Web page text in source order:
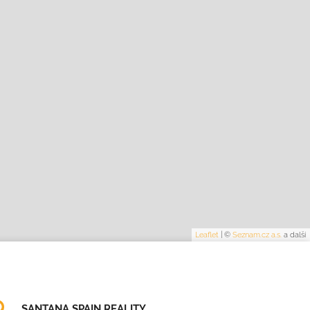
Leaflet | ©Seznam.cz a.s. a další